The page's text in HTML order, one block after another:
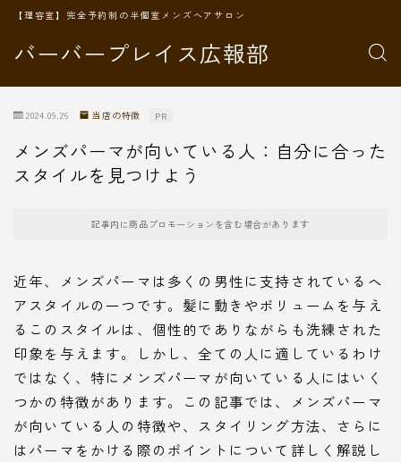
バーバープレイス広報部
【理容室】完全予約制の半個室メンズヘアサロン
2024.09.26 当店の特徴 PR
メンズパーマが向いている人：自分に合った
スタイルを見つけよう
記事内に商品プロモーションを含む場合があります
近年、メンズパーマは多くの男性に支持されているヘ
アスタイルの一つです。髪に動きやボリュームを与え
るこのスタイルは、個性的でありながらも洗練された
印象を与えます。しかし、全ての人に適しているわけ
ではなく、特にメンズパーマが向いている人にはいく
つかの特徴があります。この記事では、メンズパーマ
が向いている人の特徴や、スタイリング方法、さらに
はパーマをかける際のポイントについて詳しく解説し